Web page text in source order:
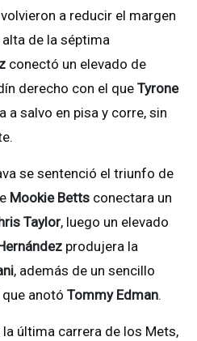
volvieron a reducir el margen
de la séptima
conectó un elevado de
derecho con el que Tyrone
a salvo en pisa y corre, sin
se sentenció el triunfo de
Mookie Betts conectara un
Taylor, luego un elevado
produjera la
, además de un sencillo
anotó Tommy Edman.
última carrera de los Mets,